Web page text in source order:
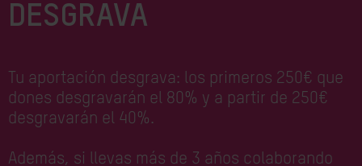
DESGRAVA
Tu aportación desgrava: los primeros 250€ que
dones desgravarán el 80% y a partir de 250€
desgravarán el 40%.
Además, si llevas más de 3 años colaborando